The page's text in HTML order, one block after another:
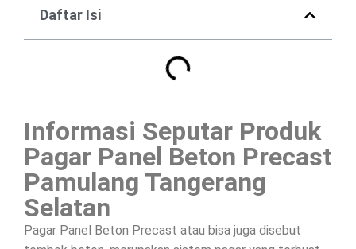
Daftar Isi
Informasi Seputar Produk
Pagar Panel Beton Precast
Pamulang Tangerang
Selatan
Pagar Panel Beton Precast atau bisa juga disebut